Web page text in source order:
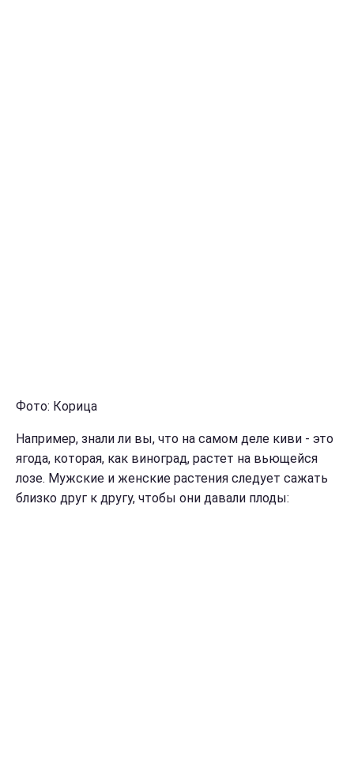
Фото: Корица
Например, знали ли вы, что на самом деле киви - это
ягода, которая, как виноград, растет на вьющейся
лозе. Мужские и женские растения следует сажать
близко друг к другу, чтобы они давали плоды: